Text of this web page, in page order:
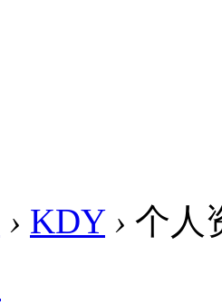
› KDY › 个人